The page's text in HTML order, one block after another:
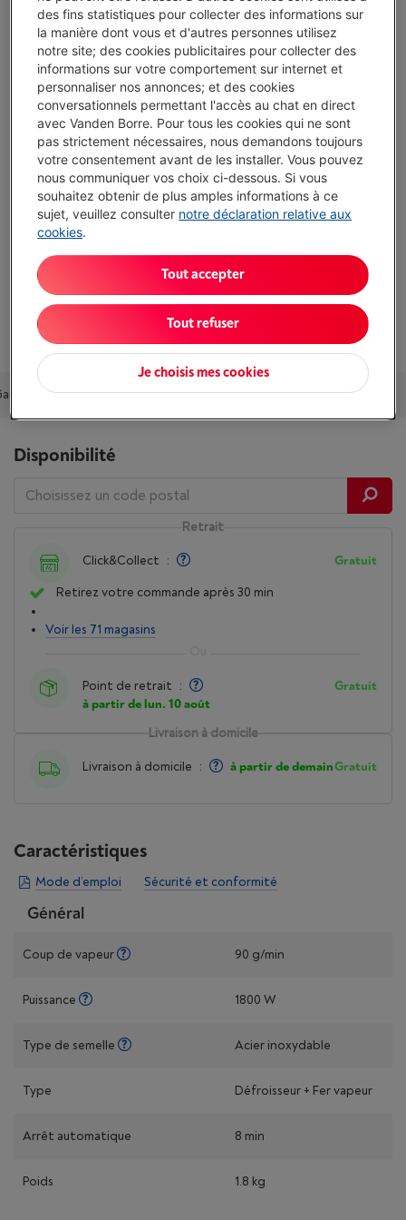
Atouts
Fer à repasser et défroisseur à tête pivotante pour tous
les tissus
Réservoir d'eau supplémentaire de 300 ml inclus pour
repasser plus de vêtements en une seule fois
Débit vapeur 45 g/min : réduit les plis sur différents
textiles rapidement
Afficher toutes les caractéristiques
Existe également dans d'autres couleurs
Packs Accessoires Alternatives Nos conseils
Disponibilité
Livraison à domicile
Livraison à domicile : à partir de demainGratuit
Retrait
Click&Collect : Gratuit
Retirez votre commande après 30 min
Voir les 71 magasins
Point de retrait :
à partir de lun. 10 août
Gratuit
Caractéristiques
Mode d’emploi Sécurité et conformité
Général
Coup de vapeur 90 g/min
Puissance 1800 W
Type de semelle Acier inoxydable
Type Défroisseur + Fer vapeur
Arrêt automatique 8 min
Poids 1.8 kg
des fins statistiques pour collecter des informations sur
la manière dont vous et d'autres personnes utilisez
notre site; des cookies publicitaires pour collecter des
informations sur votre comportement sur internet et
personnaliser nos annonces; et des cookies
conversationnels permettant l'accès au chat en direct
avec Vanden Borre. Pour tous les cookies qui ne sont
pas strictement nécessaires, nous demandons toujours
votre consentement avant de les installer. Vous pouvez
nous communiquer vos choix ci-dessous. Si vous
souhaitez obtenir de plus amples informations à ce
sujet, veuillez consulter notre déclaration relative aux
cookies.
Je choisis mes cookies
Tout refuser
Tout accepter